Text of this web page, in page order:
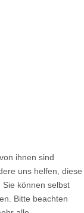
ihnen sind
uns helfen, diese
können selbst
Bitte beachten